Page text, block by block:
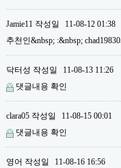
Jamie11 작성일
11-08-12 01:38
추천인&nbsp; :&nbsp;
닥터성 작성일
11-08-13 11:26
댓글내용 확인
clara05 작성일
11-08-15 00:01
댓글내용 확인
영어 작성일 11-08-16 16:56